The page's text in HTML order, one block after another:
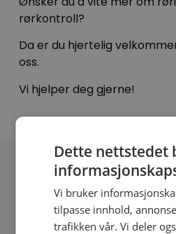
rørkontroll?
Da er du hjertelig
oss.
Vi hjelper deg gjerne!
Ta kontakt med
Ring oss direkte eller fyll ut
uforpliktende tilbud.
Dette nettstedet
Vi bruker
tilpasse innhold,
trafikken vår. Vi deler